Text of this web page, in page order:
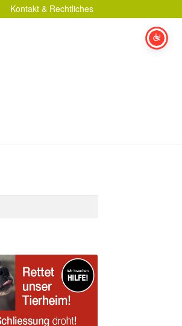
Kontakt & Rechtliches